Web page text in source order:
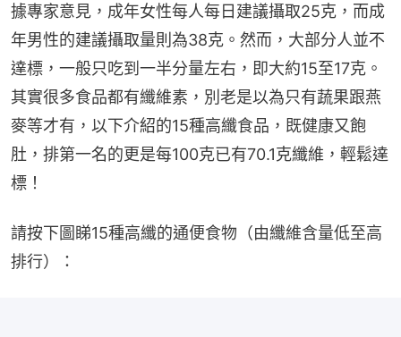
據專家意見，成年女性每人每日建議攝取25克，而成
年男性的建議攝取量則為38克。然而，大部分人並不
達標，一般只吃到一半分量左右，即大約15至17克。
其實很多食品都有纖維素，別老是以為只有蔬果跟燕
麥等才有，以下介紹的15種高纖食品，既健康又飽
肚，排第一名的更是每100克已有70.1克纖維，輕鬆達
標！
請按下圖睇15種高纖的通便食物（由纖維含量低至高
排行）：